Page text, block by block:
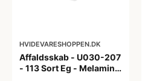
HVIDEVARESHOPPEN.DK
Affaldsskab - U030-207
- 113 Sort Eg - Melamin,